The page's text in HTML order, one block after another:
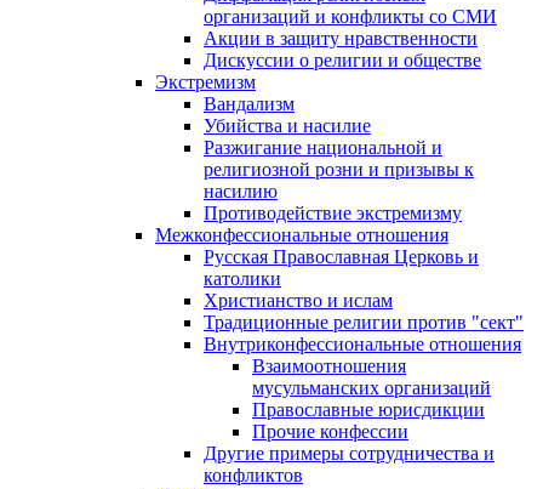
организаций и конфликты со СМИ
Акции в защиту нравственности
Дискуссии о религии и обществе
Экстремизм
Вандализм
Убийства и насилие
Разжигание национальной и
религиозной розни и призывы к
насилию
Противодействие экстремизму
Межконфессиональные отношения
Русская Православная Церковь и
католики
Христианство и ислам
Традиционные религии против "сект"
Внутриконфессиональные отношения
Взаимоотношения
мусульманских организаций
Православные юрисдикции
Прочие конфессии
Другие примеры сотрудничества и
конфликтов